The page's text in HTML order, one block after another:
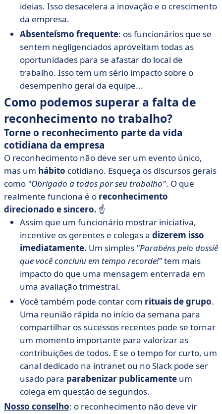
ideias. Isso desacelera a inovação e o crescimento
da empresa.
Absenteísmo frequente: os funcionários que se
sentem negligenciados aproveitam todas as
oportunidades para se afastar do local de
trabalho. Isso tem um sério impacto sobre o
desempenho geral da equipe...
Como podemos superar a falta de
reconhecimento no trabalho?
Torne o reconhecimento parte da vida
cotidiana da empresa
O reconhecimento não deve ser um evento único,
mas um hábito cotidiano. Esqueça os discursos gerais
como "Obrigado a todos por seu trabalho". O que
realmente funciona é o reconhecimento
direcionado e sincero. ☝️
Assim que um funcionário mostrar iniciativa,
incentive os gerentes e colegas a dizerem isso
imediatamente. Um simples "Parabéns pelo dossiê
que você concluiu em tempo recorde!"tem mais
impacto do que uma mensagem enterrada em
uma avaliação trimestral.
Você também pode contar com rituais de grupo.
Uma reunião rápida no início da semana para
compartilhar os sucessos recentes pode se tornar
um momento importante para valorizar as
contribuições de todos. E se o tempo for curto, um
canal dedicado na intranet ou no Slack pode ser
usado para parabenizar publicamente um
colega em questão de segundos.
Nosso conselho: o reconhecimento não deve vir